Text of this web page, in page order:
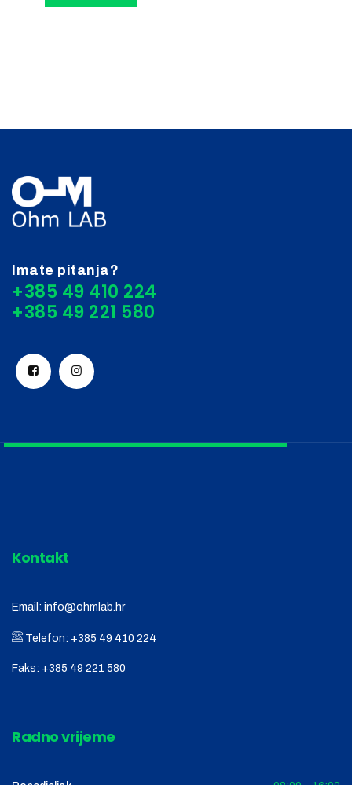
Imate pitanja?
+385 49 410 224
Kontakt
Email: info@ohmlab.hr
Telefon: +385 49 410 224
Faks: +385 49 221 580
Radno vrijeme